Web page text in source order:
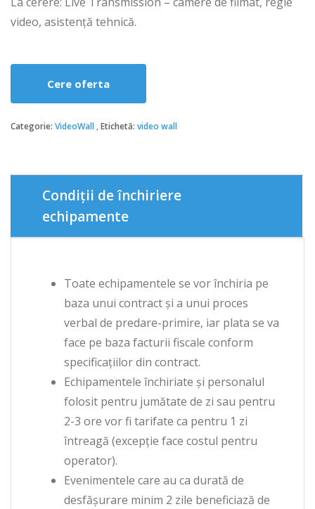
video, asistență tehnică.
Cere oferta
Categorie: VideoWall Etichetă: video wall
Condiții de închiriere
echipamente
Toate echipamentele se vor închiria pe
baza unui contract și a unui proces
verbal de predare-primire, iar plata se va
face pe baza facturii fiscale conform
specificațiilor din contract.
Echipamentele închiriate și personalul
folosit pentru jumătate de zi sau pentru
2-3 ore vor fi tarifate ca pentru 1 zi
întreagă (excepție face costul pentru
operator).
Evenimentele care au ca durată de
desfășurare minim 2 zile beneficiază de